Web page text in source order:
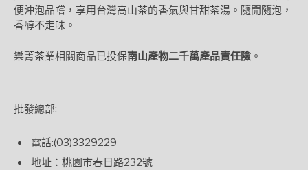
便沖泡品嚐，享用台灣高山茶的香氣與甘甜茶湯。隨開隨泡，
香醇不走味。
樂菁茶業相關商品已投保南山產物二千萬產品責任險 。
批發總部:
電話:(03)3329229
地址：桃園市春日路232號